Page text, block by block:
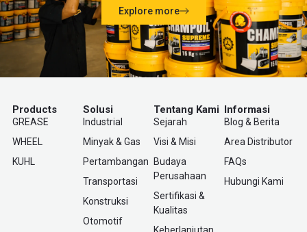
Explore more
Products
GREASE
WHEEL
KUHL
Solusi
Industrial
Minyak & Gas
Pertambangan
Transportasi
Konstruksi
Otomotif
Tentang Kami
Sejarah
Visi & Misi
Budaya
Perusahaan
Sertifikasi &
Kualitas
Informasi
Blog & Berita
Area Distributor
FAQs
Hubungi Kami